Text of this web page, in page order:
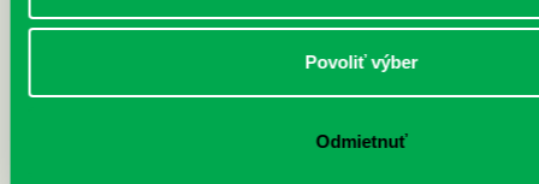
Povoliť výber
Odmietnuť
V priestoroch našej pobočky na
Prokofievovej 5 sa dlhoročne a pravidelne
stretávajú šikovné deti a mládež z Klubu